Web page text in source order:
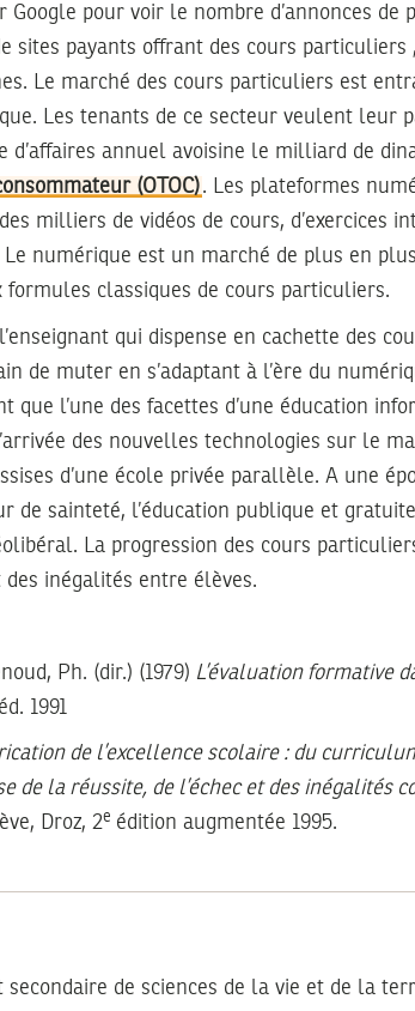
Google pour voir le nombre d’annonces de
sites payants offrant des cours
Le marché des cours particuliers est
Les tenants de ce secteur veulent leur
d’affaires annuel avoisine le milliard de
(OTOC). Les plateformes
milliers de vidéos de cours, d’exercices
numérique est un marché de plus en
classiques de cours particuliers.
qui dispense en cachette des
de muter en s’adaptant à l’ère du
que l’une des facettes d’une éducation
des nouvelles technologies sur le
d’une école privée parallèle. A une
de sainteté, l’éducation publique et
La progression des cours
inégalités entre élèves.
Ph. (dir.) (1979) L’évaluation formative
1991
de l’excellence scolaire : du
de la réussite, de l’échec et des inégalités
Droz, 2e édition augmentée 1995.
secondaire de sciences de la vie et de la